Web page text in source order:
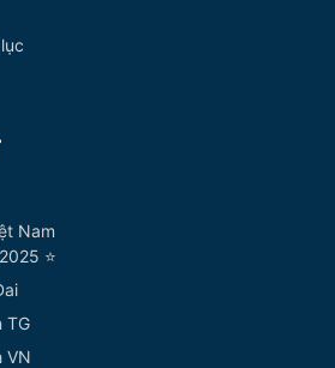
Nam
⭐
TG
VN